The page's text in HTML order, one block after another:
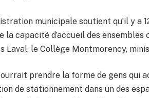
municipale soutient qu’il y
la capacité d’accueil des
Laval, le Collège Montmorency,
prendre la forme de gens qui
de stationnement dans un des